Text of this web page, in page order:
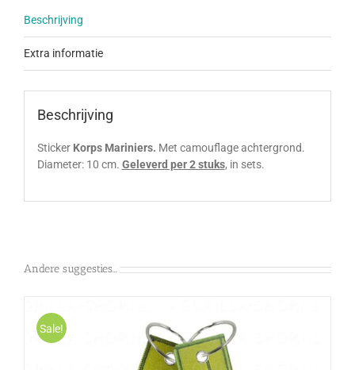
Beschrijving
Extra informatie
Beschrijving
Sticker Korps Mariniers. Met camouflage achtergrond.
Diameter: 10 cm. Geleverd per 2 stuks, in sets.
Andere suggesties…
Sale!